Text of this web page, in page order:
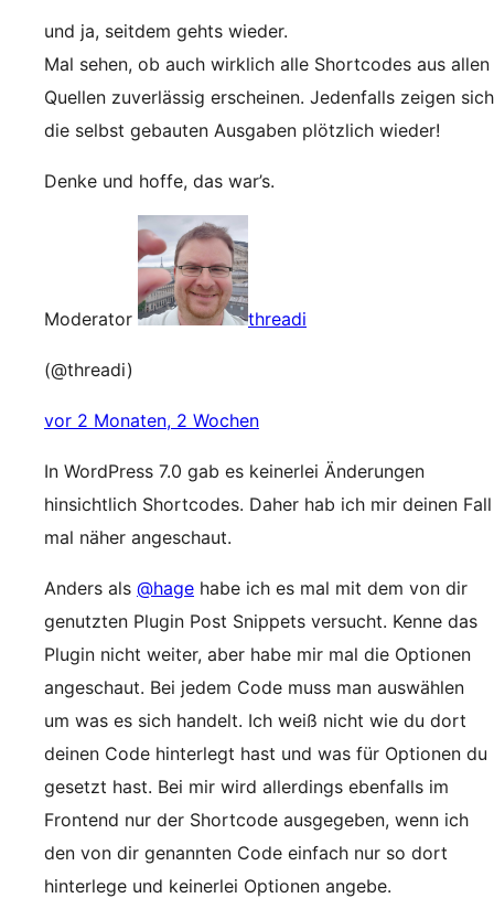
und ja, seitdem gehts wieder.
Mal sehen, ob auch wirklich alle Shortcodes aus allen
Quellen zuverlässig erscheinen. Jedenfalls zeigen sich
die selbst gebauten Ausgaben plötzlich wieder!
Denke und hoffe, das war’s.
Moderator threadi
(@threadi)
vor 2 Monaten, 2 Wochen
In WordPress 7.0 gab es keinerlei Änderungen
hinsichtlich Shortcodes. Daher hab ich mir deinen Fall
mal näher angeschaut.
Anders als @hage habe ich es mal mit dem von dir
genutzten Plugin Post Snippets versucht. Kenne das
Plugin nicht weiter, aber habe mir mal die Optionen
angeschaut. Bei jedem Code muss man auswählen
um was es sich handelt. Ich weiß nicht wie du dort
deinen Code hinterlegt hast und was für Optionen du
gesetzt hast. Bei mir wird allerdings ebenfalls im
Frontend nur der Shortcode ausgegeben, wenn ich
den von dir genannten Code einfach nur so dort
hinterlege und keinerlei Optionen angebe.